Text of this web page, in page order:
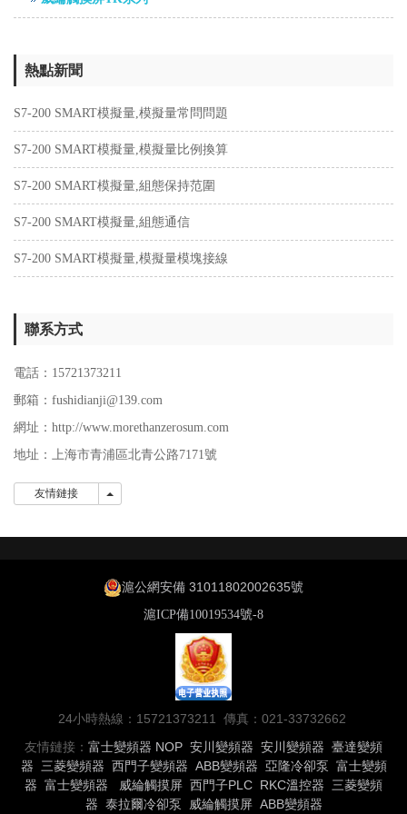
熱點新聞
S7-200 SMART模擬量,模擬量常問問題
S7-200 SMART模擬量,模擬量比例換算
S7-200 SMART模擬量,組態保持范圍
S7-200 SMART模擬量,組態通信
S7-200 SMART模擬量,模擬量模塊接線
聯系方式
電話：15721373211
郵箱：fushidianji@139.com
網址：http://www.morethanzerosum.com
地址：上海市青浦區北青公路7171號
友情鏈接
滬公網安備 31011802002635號
滬ICP備10019534號-8
24小時熱線：15721373211 傳真：021-33732662
友情鏈接： 富士變頻器 NOP 安川變頻器 安川變頻器 臺達變頻
器
三菱變頻器 西門子變頻器 ABB變頻器 亞隆冷卻泵 富士變頻
器 富士變頻器 威綸觸摸屏 西門子PLC RKC溫控器
三菱變頻
器 泰拉爾冷卻泵 威綸觸摸屏 ABB變頻器